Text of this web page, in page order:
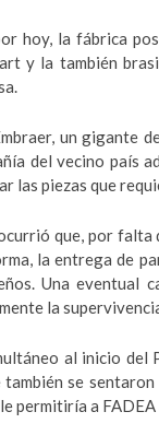
hoy, la fábrica
y la también
un gigante
del vecino país
las piezas que
que, por falta
la entrega de
Una eventual
la
al inicio del
también se
permitiría a